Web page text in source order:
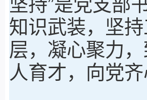
知识武装，坚
层，凝心聚力
人育才，向党齐